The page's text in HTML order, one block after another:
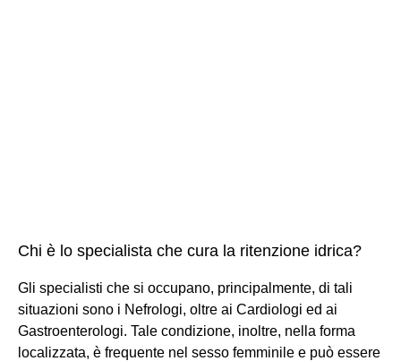
Chi è lo specialista che cura la ritenzione idrica?
Gli specialisti che si occupano, principalmente, di tali
situazioni sono i Nefrologi, oltre ai Cardiologi ed ai
Gastroenterologi. Tale condizione, inoltre, nella forma
localizzata, è frequente nel sesso femminile e può essere